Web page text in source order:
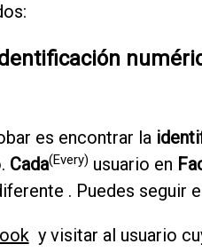
es encontrar la
Cada(Every) usuario en
. Puedes seguir
y visitar al usuario